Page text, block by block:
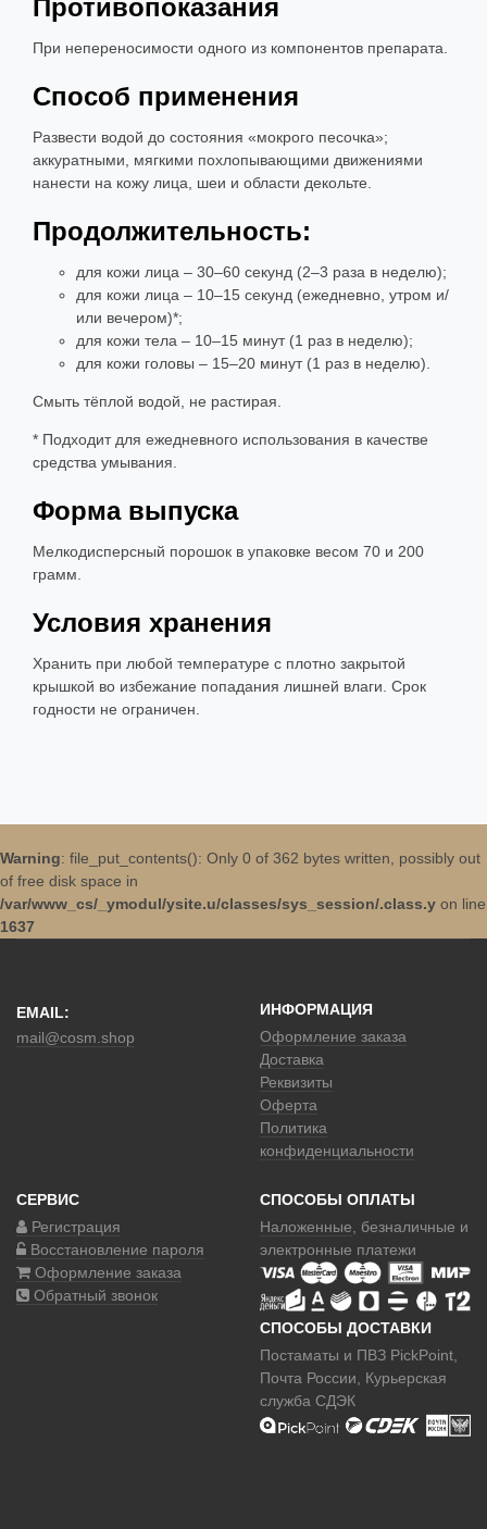
Противопоказания
При непереносимости одного из компонентов препарата.
Способ применения
Развести водой до состояния «мокрого песочка»;
аккуратными, мягкими похлопывающими движениями
нанести на кожу лица, шеи и области декольте.
Продолжительность:
для кожи лица – 30–60 секунд (2–3 раза в неделю);
для кожи лица – 10–15 секунд (ежедневно, утром и/
или вечером)*;
для кожи тела – 10–15 минут (1 раз в неделю);
для кожи головы – 15–20 минут (1 раз в неделю).
Смыть тёплой водой, не растирая.
* Подходит для ежедневного использования в качестве
средства умывания.
Форма выпуска
Мелкодисперсный порошок в упаковке весом 70 и 200
грамм.
Условия хранения
Хранить при любой температуре с плотно закрытой
крышкой во избежание попадания лишней влаги. Срок
годности не ограничен.
Warning: file_put_contents(): Only 0 of 362 bytes written, possibly out
of free disk space in
/var/www_cs/_ymodul/ysite.u/classes/sys_session/.class.y on line
1637
EMAIL:
mail@cosm.shop
ИНФОРМАЦИЯ
Оформление заказа
Доставка
Реквизиты
Оферта
Политика
конфиденциальности
СЕРВИС
Регистрация
Восстановление пароля
Оформление заказа
Обратный звонок
СПОСОБЫ ОПЛАТЫ
Наложенные , безналичные и
электронные платежи
СПОСОБЫ ДОСТАВКИ
Постаматы и ПВЗ PickPoint,
Почта России, Курьерская
служба СДЭК